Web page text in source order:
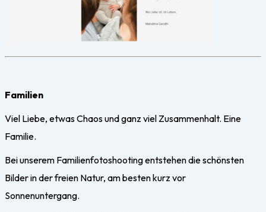
Familien
Viel Liebe, etwas Chaos und ganz viel Zusammenhalt. Eine
Familie.
Bei unserem Familienfotoshooting entstehen die schönsten
Bilder in der freien Natur, am besten kurz vor
Sonnenuntergang.